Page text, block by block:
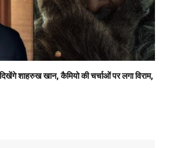
शाहरुख खान, कैमियो की चर्चाओं पर लगा विराम,